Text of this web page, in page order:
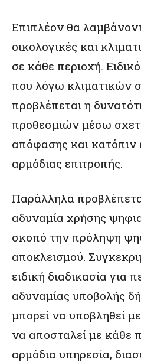
Επιπλέον θα
οικολογικές και
σε κάθε περιοχή.
που λόγω κλιματικών
προβλέπεται η
προθεσμιών μέσω
απόφασης και κατόπιν
αρμόδιας επιτροπής.
Παράλληλα
αδυναμία χρήσης
σκοπό την πρόληψη
αποκλεισμού.
ειδική διαδικασία για
αδυναμίας υποβολής
μπορεί να υποβληθεί
να αποσταλεί με κάθε
αρμόδια υπηρεσία,